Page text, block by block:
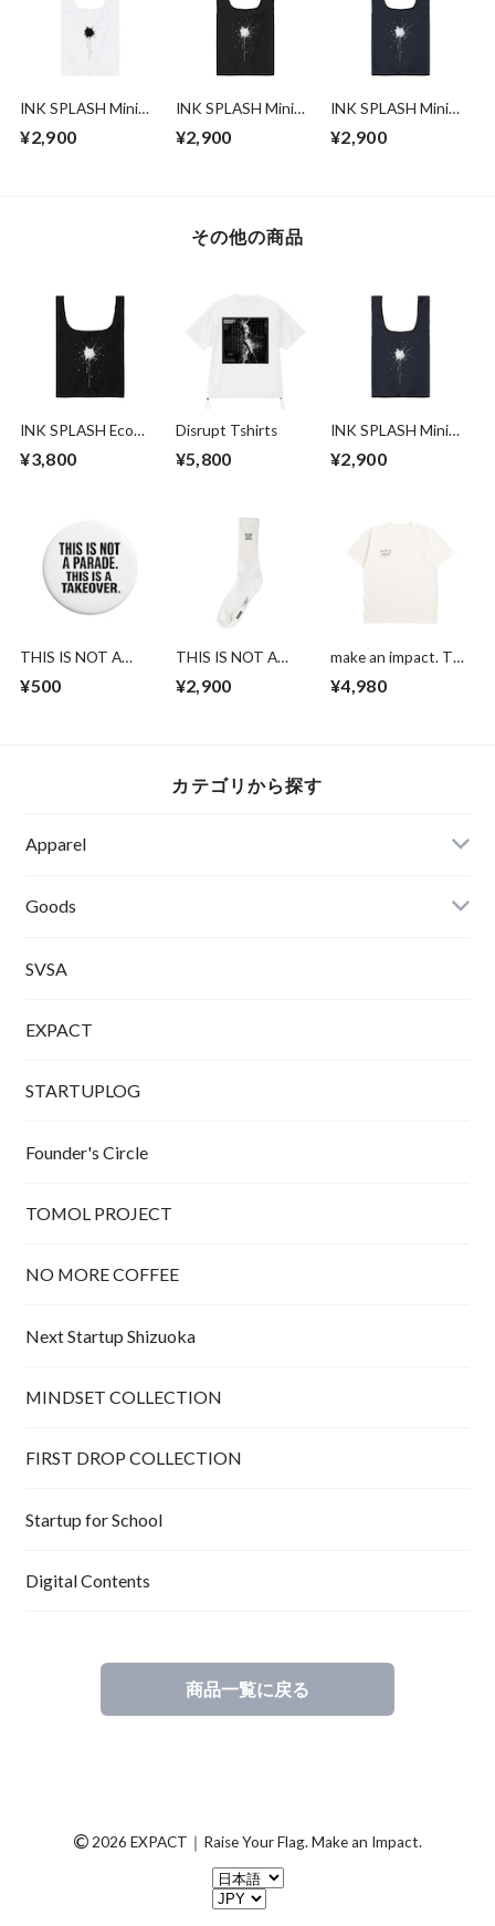
INK SPLASH Mini
¥2,900
INK SPLASH Mini
¥2,900
INK SPLASH Mini
¥2,900
その他の商品
INK SPLASH Eco
Bag
¥3,800
Disrupt Tshirts
¥5,800
INK SPLASH Mini
Eco Bag
¥2,900
THIS IS NOT A
TAKEOVER.バッジ
¥500
THIS IS NOT A
TAKEOVER.Socks
¥2,900
make an impact. T
¥4,980
カテゴリから探す
Apparel
Tシャツ
Goods
SVSA
EXPACT
STARTUPLOG
Founder's Circle
TOMOL PROJECT
NO MORE COFFEE
Next Startup Shizuoka
MINDSET COLLECTION
FIRST DROP COLLECTION
Startup for School
Digital Contents
商品一覧に戻る
© 2026 EXPACT｜Raise Your Flag. Make an Impact.